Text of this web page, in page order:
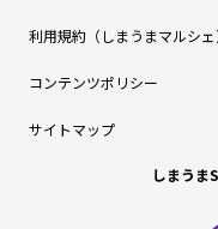
利用規約（しまうまマルシェ
コンテンツポリシー
サイトマップ
しまうま